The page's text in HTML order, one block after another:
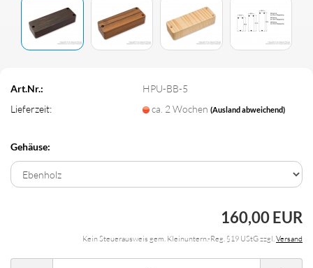
Art.Nr.:
HPU-BB-5
Lieferzeit:
ca. 2 Wochen(Ausland abweichend)
Gehäuse:
160,00 EUR
Kein Steuerausweis gem. Kleinuntern.-Reg. §19 UStG zzgl.Versand